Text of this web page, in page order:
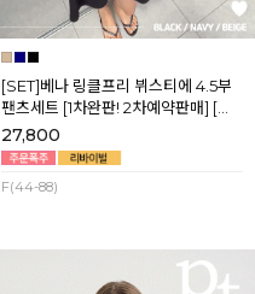
[SET]베나 링클프리 뷔스티에 4.5부
팬츠세트 [1차완판! 2차예약판매] [네
이비,블랙] 8월셋째주 순차배송
27,800
F(44-88)